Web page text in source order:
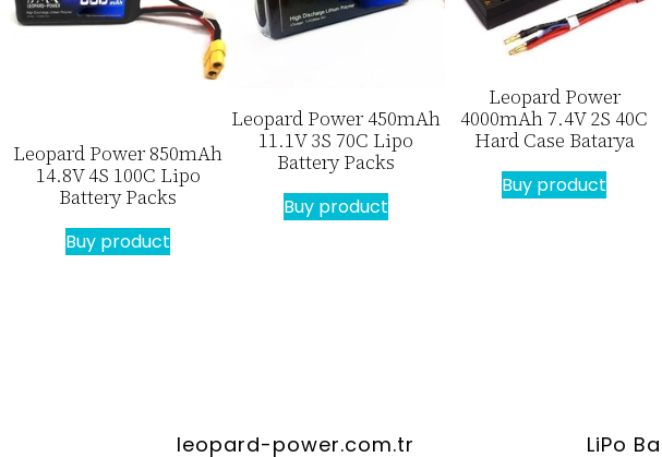
Leopard Power 850mAh
14.8V 4S 100C Lipo
Battery Packs
Buy product
Leopard Power 450mAh
11.1V 3S 70C Lipo
Battery Packs
Buy product
Leopard Power
4000mAh 7.4V 2S 40C
Hard Case Batarya
Buy product
leopard-power.com.tr LiPo